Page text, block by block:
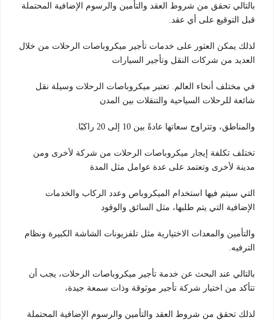
بالتالي تحقق من شروط العقد والتأمين والرسوم الإضافية المحتملة
قبل التوقيع على أي عقد.
لذلك يمكن العثور على خدمات تأجير ميكروباصات الرحلات من خلال
العديد من شركات النقل وتأجير السيارات
في مختلف أنحاء العالم. تعتبر ميكروباصات الرحلات وسيلة نقل
شائعة للرحلات السياحية والتنقلات بين المدن
والمناطق، وتتراوح سعاتها عادةً بين 10 إلى 20 راكبًا.
تختلف تكلفة إيجار ميكروباصات الرحلات من شركة لأخرى ومن
مدينة لأخرى وتعتمد على عدة عوامل مثل المدة
التي سيتم فيها استخدام الميكروباص وعدد الركاب والخدمات
الإضافية التي يتم طلبها، مثل السائق والوقود
والتأمين والمعدات الاختيارية مثل تلفزيونات الشاشة الكبيرة ونظام
الترفيه.
بالتالي عند البحث عن خدمة تأجير ميكروباصات الرحلات، يجب أن
تتأكد من اختيار شركة تأجير موثوقة وذات سمعة جيدة،
لذلك تحقق من شروط العقد والتأمين والرسوم الإضافية المحتملة